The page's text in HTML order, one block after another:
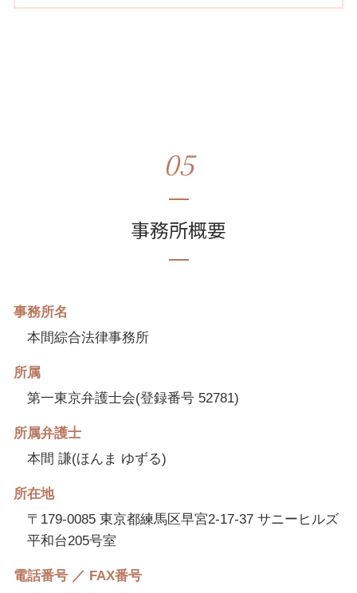
05
事務所概要
事務所名
本間綜合法律事務所
所属
第一東京弁護士会(登録番号 52781)
所属弁護士
本間 謙(ほんま ゆずる)
所在地
〒179-0085 東京都練馬区早宮2-17-37 サニーヒルズ
平和台205号室
電話番号 ／ FAX番号